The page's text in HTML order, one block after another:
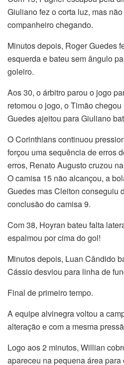
Giuliano fez o corta luz, mas
companheiro chegando.
Minutos depois, Roger Guedes
esquerda e bateu sem ângulo
goleiro.
Aos 30, o árbitro parou o jogo
retomou o jogo, o Timão
Guedes ajeitou para Giuliano
O Corinthians continuou
forçou uma sequência de erros
erros, Renato Augusto cruzou
O camisa 15 não alcançou, a
Guedes mas Cleiton conseguiu
conclusão do camisa 9.
Com 38, Hoyran bateu falta
espalmou por cima do gol!
Minutos depois, Luan Cândido
Cássio desviou para linha de
Final de primeiro tempo.
A equipe alvinegra voltou a
alteração e com a mesma
Logo aos 2 minutos, Willian
apareceu na pequena área